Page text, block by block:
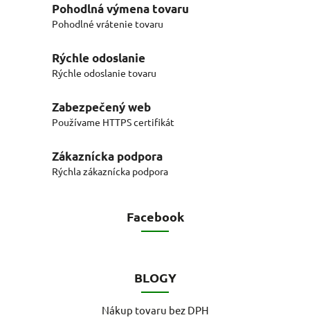
Pohodlná výmena tovaru
Pohodlné vrátenie tovaru
Rýchle odoslanie
Rýchle odoslanie tovaru
Zabezpečený web
Používame HTTPS certifikát
Zákaznícka podpora
Rýchla zákaznícka podpora
Facebook
BLOGY
Nákup tovaru bez DPH